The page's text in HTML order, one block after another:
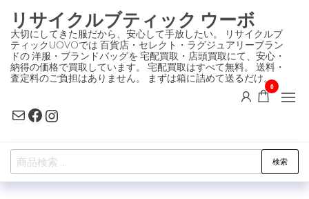
ン
テ
ン
ツ
プ
リサイクルブティック ウーボ
大切にしてきた服だから、安心して手放したい。 リサイクルブ
ティックUOVOでは 百貨店・セレクト・ラグジュアリーブラン
ドの 洋服・ブランドバッグを 宅配買取・店頭買取にて、安心・
納得の価格で買取しています。 宅配買取はすべて無料。 送料・
査定料のご負担はありません。 まずは箱に詰めて送るだけ。
MailFacebook
Instagram
0
検
索
検索